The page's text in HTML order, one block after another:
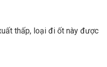
thấp, loại đi ốt này được